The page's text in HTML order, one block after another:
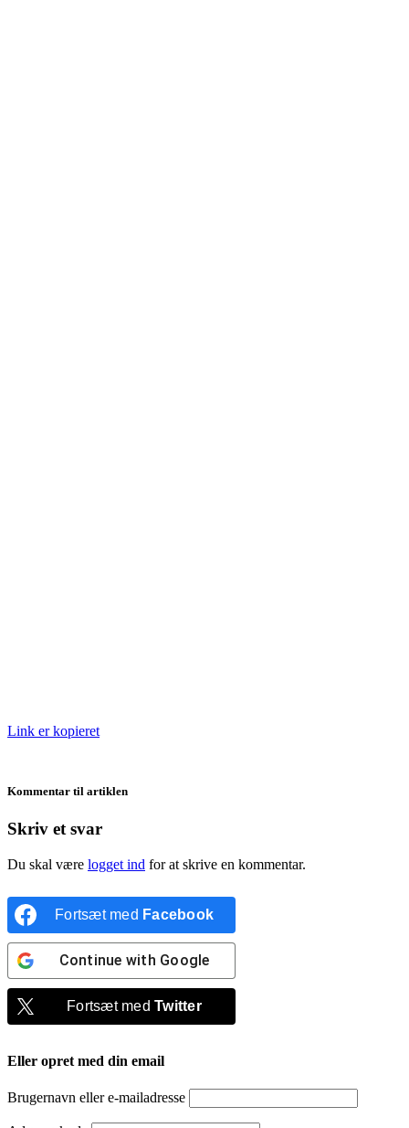
Link er kopieret
Kommentar til artiklen
Skriv et svar
Du skal være logget ind for at skrive en kommentar.
Fortsæt med Facebook
Continue with Google
Fortsæt medTwitter
Eller opret med din email
Brugernavn eller e-mailadresse